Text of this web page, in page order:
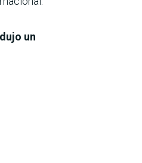
un